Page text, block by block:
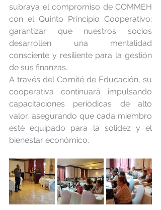
subraya el compromiso de COMMEH
con el Quinto Principio Cooperativo:
garantizar que nuestros socios
desarrollen una mentalidad
consciente y resiliente para la gestión
de sus finanzas.
A través del Comité de Educación, su
cooperativa continuará impulsando
capacitaciones periódicas de alto
valor, asegurando que cada miembro
esté equipado para la solidez y el
bienestar económico.